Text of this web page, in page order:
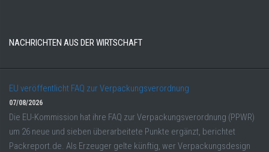
NACHRICHTEN AUS DER WIRTSCHAFT
EU veröffentlicht FAQ zur Verpackungsverordnung
07/08/2026
Die EU-Kommission hat ihre FAQ zur Verpackungsverordnung (PPWR)
um 26 neue und sieben überarbeitete Punkte ergänzt, berichtet
Packreport.de. Als Erzeuger gelte künftig, wer Verpackungsdesign